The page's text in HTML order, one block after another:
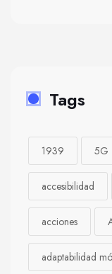
Tags
1939 5G
accesibilidad
acciones
adaptabilidad